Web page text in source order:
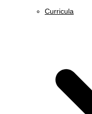
Curricula